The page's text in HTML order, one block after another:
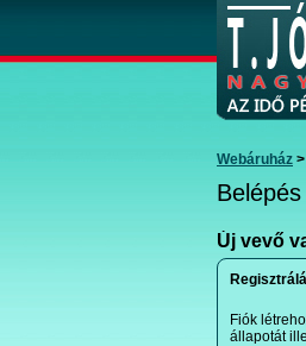
Webáruház >
Új vevő
Fiók
állapotát